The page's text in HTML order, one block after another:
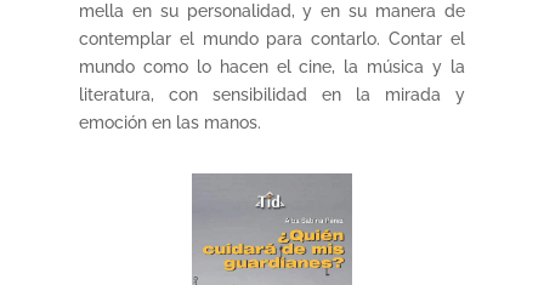
mella en su personalidad, y en su manera de
contemplar el mundo para contarlo. Contar el
mundo como lo hacen el cine, la música y la
literatura, con sensibilidad en la mirada y
emoción en las manos.